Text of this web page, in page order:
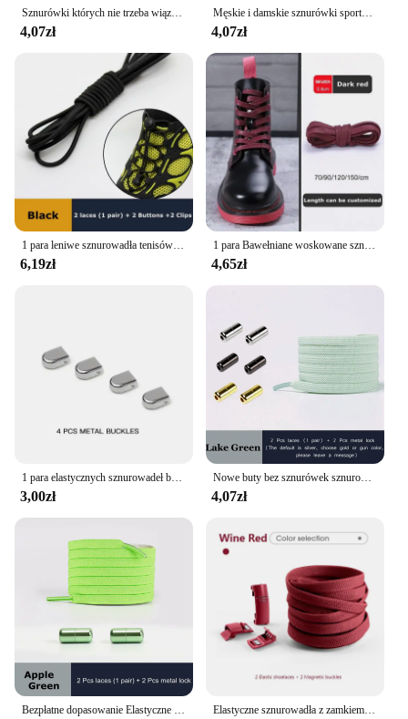
Sznurówki których nie trzeba wiązać elastyczny wypoczynek na świeżym powietrzu trampki szybkie bezpieczeństwo płaskie sznurowadła dla dzieci i dorosłych Unisex leniwe sznurowadła
4,07zł
Męskie i damskie sznurówki sportowe w kolorze półkoliste sznurówki odpowiednie do wszystkich butów okrągłe sznurówki AF1 odporne na zużycie antypoślizgowe
4,07zł
1 para leniwe sznurowadła tenisówki nie wymagają sznurowadła elastyczne sznurowadła akcesoria obuwnicze sznurowadła sznurowadła bieganie/jogging/trójhlon
6,19zł
1 para Bawełniane woskowane sznurowadła Outdoorowe sporty górskie wodoodporne i odporne na zużycie sznurowadła Skórzane okrągłe sznurowadła
4,65zł
3,00zł
Nowe buty bez sznurówek sznurowadła elastyczne sznurowadła metalowy zamek kreatywne dzieci trampki dla dorosłych płaskie sznurowadło szybkie bezpieczeństwo leniwe sznurowadła Unisex
4,07zł
Elastyczne sznurowadła z zamkiem magnetycznym Bez wiązania Jednokolorowe sznurowadła Męskie i damskie tenisówki Szybkie włączanie/wyłączanie Sznurowadła 20 kolorów